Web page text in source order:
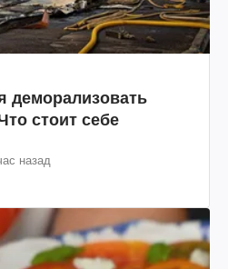
деморализовать
стоит себе
назад